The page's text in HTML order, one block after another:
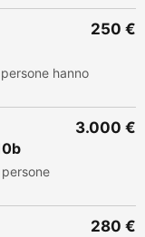
hanno
250 €
3.000 €
280 €